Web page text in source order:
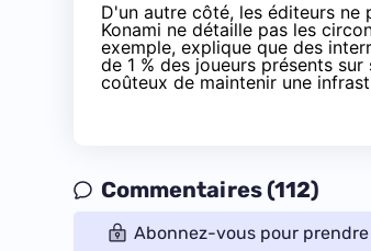
D'un autre côté, les éditeurs ne
Konami ne détaille pas les
exemple, explique que des
de 1 % des joueurs présents
coûteux de maintenir une
Commentaires (112)
Abonnez-vous pour